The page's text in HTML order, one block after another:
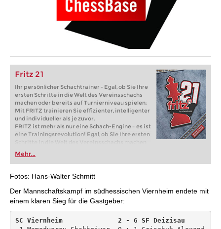
Fritz 21
Ihr persönlicher Schachtrainer - Egal, ob Sie Ihre
ersten Schritte in die Welt des Vereinsschachs
machen oder bereits auf Turnierniveau spielen:
Mit FRITZ trainieren Sie effizienter, intelligenter
und individueller als je zuvor.
FRITZ ist mehr als nur eine Schach-Engine – es ist
eine Trainingsrevolution! Egal, ob Sie Ihre ersten
Schritte in die Welt des Vereinsschachs machen
oder bereits auf Turnierniveau spielen: Mit
FRITZ trainieren Sie effizienter, intelligenter und
individueller als je zuvor.
Mehr...
Fotos: Hans-Walter Schmitt
Der Mannschaftskampf im südhessischen Viernheim endete mit
einem klaren Sieg für die Gastgeber: